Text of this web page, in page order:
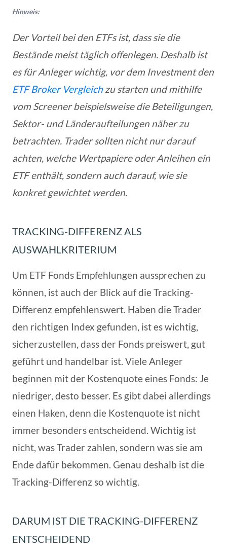
Hinweis:
Der Vorteil bei den ETFs ist, dass sie die
Bestände meist täglich offenlegen. Deshalb ist
es für Anleger wichtig, vor dem Investment den
ETF Broker Vergleich zu starten und mithilfe
vom Screener beispielsweise die Beteiligungen,
Sektor- und Länderaufteilungen näher zu
betrachten. Trader sollten nicht nur darauf
achten, welche Wertpapiere oder Anleihen ein
ETF enthält, sondern auch darauf, wie sie
konkret gewichtet werden.
TRACKING-DIFFERENZ ALS
AUSWAHLKRITERIUM
Um ETF Fonds Empfehlungen aussprechen zu
können, ist auch der Blick auf die Tracking-
Differenz empfehlenswert. Haben die Trader
den richtigen Index gefunden, ist es wichtig,
sicherzustellen, dass der Fonds preiswert, gut
geführt und handelbar ist. Viele Anleger
beginnen mit der Kostenquote eines Fonds: Je
niedriger, desto besser. Es gibt dabei allerdings
einen Haken, denn die Kostenquote ist nicht
immer besonders entscheidend. Wichtig ist
nicht, was Trader zahlen, sondern was sie am
Ende dafür bekommen. Genau deshalb ist die
Tracking-Differenz so wichtig.
DARUM IST DIE TRACKING-DIFFERENZ
ENTSCHEIDEND